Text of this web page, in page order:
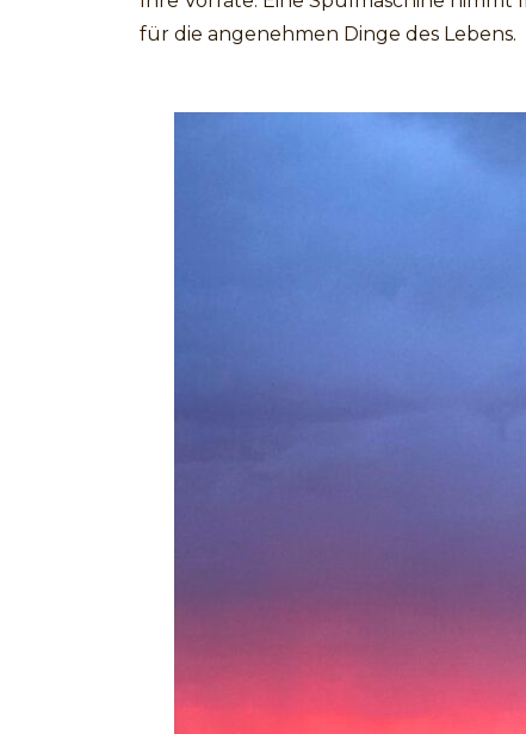
für die angenehmen Dinge des Lebens.